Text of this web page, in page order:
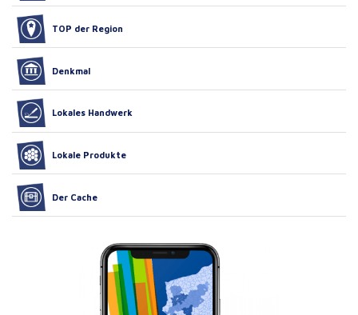
TOP der Region
Denkmal
Lokales Handwerk
Lokale Produkte
Der Cache